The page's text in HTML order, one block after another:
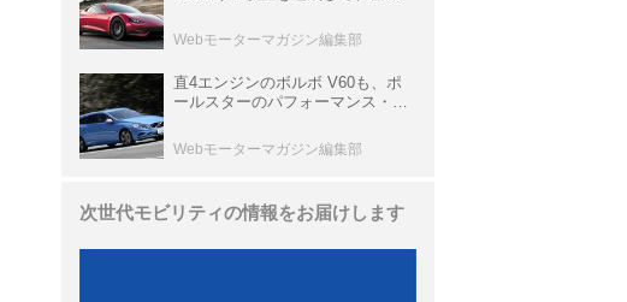
ーカークロニクル・完全版／
113】
Webモーターマガジン編集部
直4エンジンのボルボ V60も、ポ
ールスターのパフォーマンス・パ
と昔の新車】
Webモーターマガジン編集部
次世代モビリティの情報をお届けします